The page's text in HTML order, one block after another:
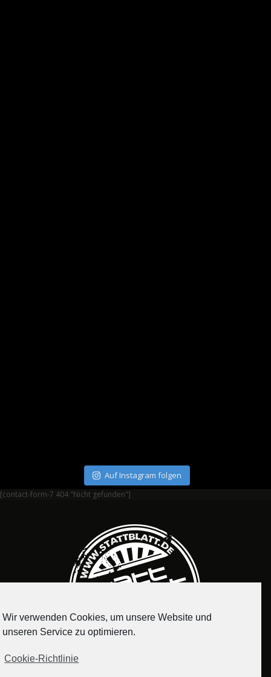
Auf Instagram folgen
[contact-form-7 404 "Nicht gefunden"]
Wir verwenden Cookies, um unsere Website und
unseren Service zu optimieren.
Cookie-Richtlinie